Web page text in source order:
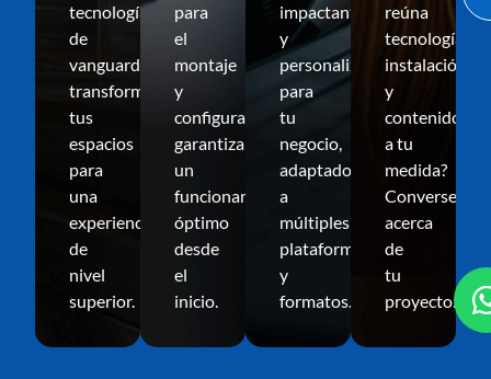
tecnología
de
vanguardia,
transformando
tus
espacios
para
una
experiencia
de
nivel
superior.
para
el
montaje
y
configuración,
garantizando
un
funcionamiento
óptimo
desde
el
inicio.
impactantes
y
personalizados
para
tu
negocio,
adaptados
a
múltiples
plataformas
y
formatos.
reúna
tecnología,
instalación
y
contenido
a tu
medida?
Conversemos
acerca
de
tu
proyecto.